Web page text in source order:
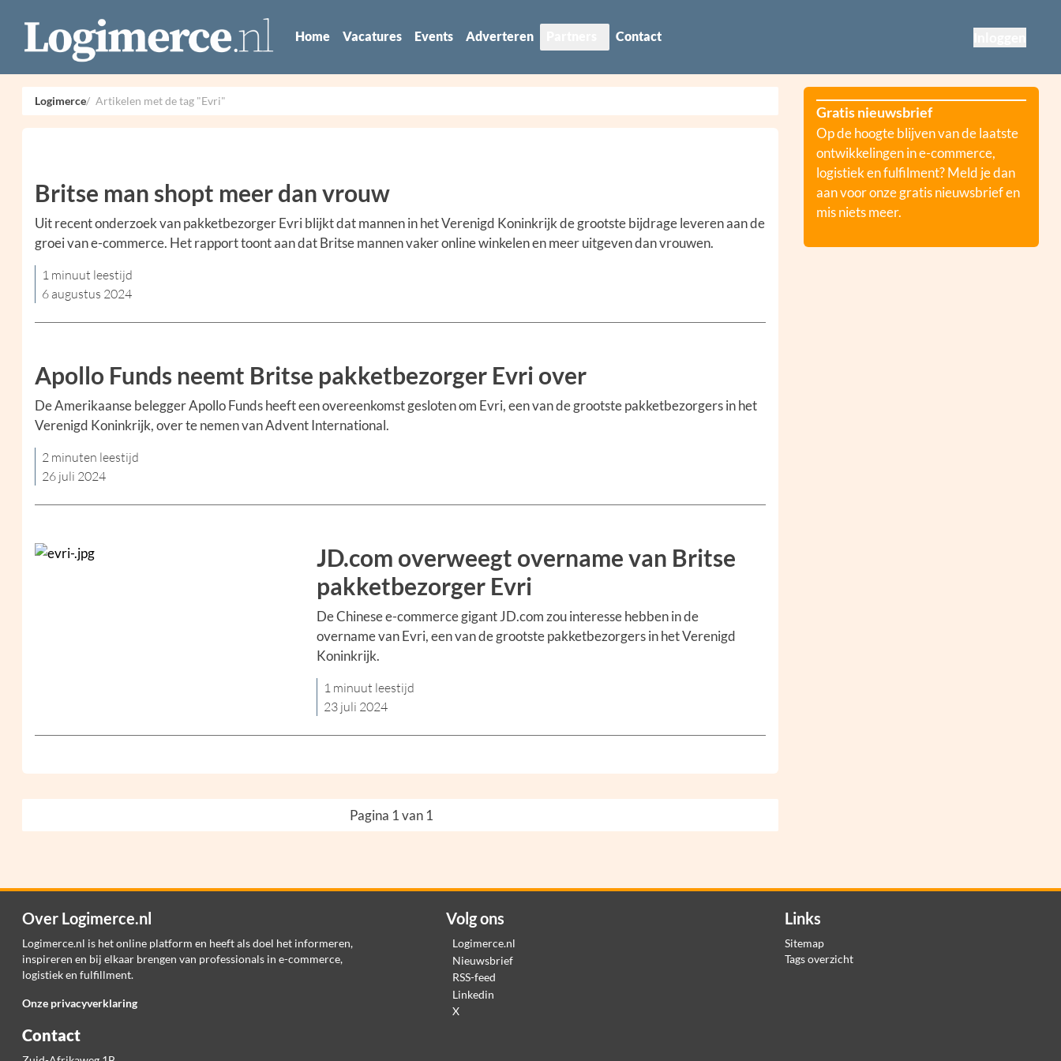
Home Vacatures Events Adverteren Contact
Logimerce Artikelen met de tag "Evri"
Britse man shopt meer dan vrouw
Uit recent onderzoek van pakketbezorger Evri blijkt dat mannen in het Verenigd Koninkrijk de grootste bijdrage leveren aan de
groei van e-commerce. Het rapport toont aan dat Britse mannen vaker online winkelen en meer uitgeven dan vrouwen.
1 minuut leestijd
6 augustus 2024
Apollo Funds neemt Britse pakketbezorger Evri over
De Amerikaanse belegger Apollo Funds heeft een overeenkomst gesloten om Evri, een van de grootste pakketbezorgers in het
Verenigd Koninkrijk, over te nemen van Advent International.
2 minuten leestijd
26 juli 2024
JD.com overweegt overname van Britse
pakketbezorger Evri
De Chinese e-commerce gigant JD.com zou interesse hebben in de
overname van Evri, een van de grootste pakketbezorgers in het Verenigd
Koninkrijk.
1 minuut leestijd
23 juli 2024
Pagina 1 van 1
Gratis nieuwsbrief
Op de hoogte blijven van de laatste
ontwikkelingen in e-commerce,
logistiek en fulfilment? Meld je dan
aan voor onze gratis nieuwsbrief en
mis niets meer.
Over Logimerce.nl
Logimerce.nl is het online platform en heeft als doel het informeren,
inspireren en bij elkaar brengen van professionals in e-commerce,
logistiek en fulfillment.
Onze privacyverklaring
Contact
Volg ons
Logimerce.nl
Nieuwsbrief
RSS-feed
Linkedin
X
Links
Sitemap
Tags overzicht